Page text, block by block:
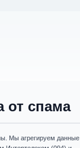
от спама
Мы агрегируем данные